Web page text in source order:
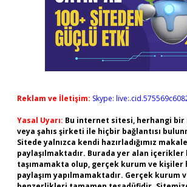
Reklam ve İletişim: Skype:
Yasal Uyarı: Bu internet sitesi, herhangi bir
veya şahıs şirketi ile hiçbir bağlantısı
Sitede yalnızca kendi hazırladığımız
paylaşılmaktadır. Burada yer alan
taşımamakta olup, gerçek kurum ve kişiler
paylaşım yapılmamaktadır. Gerçek kurum